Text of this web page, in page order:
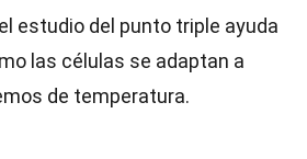
estudio del punto triple ayuda
las células se adaptan a
de temperatura.